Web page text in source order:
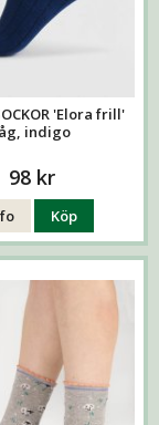
'Elora frill'
indigo
98 kr
Köp